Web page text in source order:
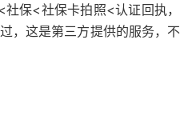
保<社保卡拍照<认证回执，
，这是第三方提供的服务，不